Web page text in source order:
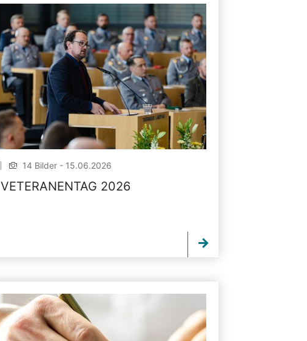
14 Bilder - 15.06.2026
VETERANENTAG 2026